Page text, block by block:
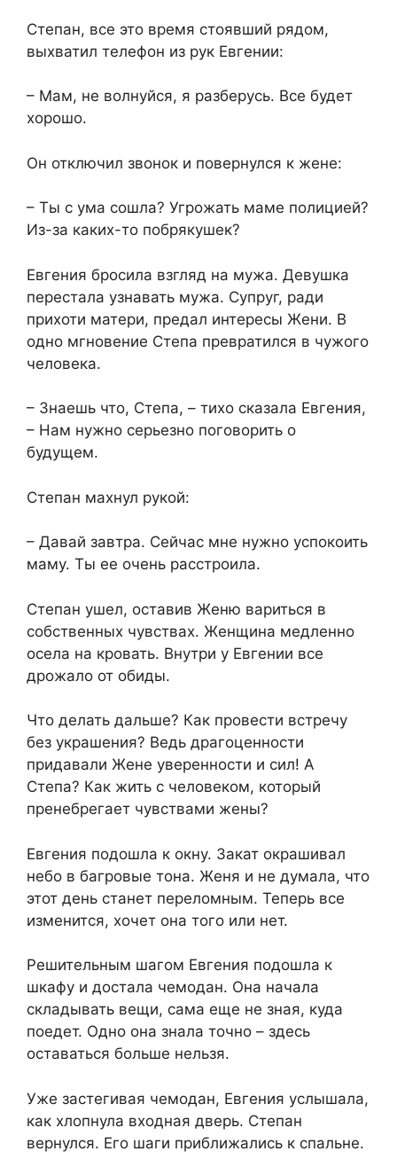
Степан, все это время стоявший рядом,
выхватил телефон из рук Евгении:
– Мам, не волнуйся, я разберусь. Все будет
хорошо.
Он отключил звонок и повернулся к жене:
– Ты с ума сошла? Угрожать маме полицией?
Из-за каких-то побрякушек?
Евгения бросила взгляд на мужа. Девушка
перестала узнавать мужа. Супруг, ради
прихоти матери, предал интересы Жени. В
одно мгновение Степа превратился в чужого
человека.
– Знаешь что, Степа, – тихо сказала Евгения,
– Нам нужно серьезно поговорить о
будущем.
Степан махнул рукой:
– Давай завтра. Сейчас мне нужно успокоить
маму. Ты ее очень расстроила.
Степан ушел, оставив Женю вариться в
собственных чувствах. Женщина медленно
осела на кровать. Внутри у Евгении все
дрожало от обиды.
Что делать дальше? Как провести встречу
без украшения? Ведь драгоценности
придавали Жене уверенности и сил! А
Степа? Как жить с человеком, который
пренебрегает чувствами жены?
Евгения подошла к окну. Закат окрашивал
небо в багровые тона. Женя и не думала, что
этот день станет переломным. Теперь все
изменится, хочет она того или нет.
Решительным шагом Евгения подошла к
шкафу и достала чемодан. Она начала
складывать вещи, сама еще не зная, куда
поедет. Одно она знала точно – здесь
оставаться больше нельзя.
Уже застегивая чемодан, Евгения услышала,
как хлопнула входная дверь. Степан
вернулся. Его шаги приближались к спальне.